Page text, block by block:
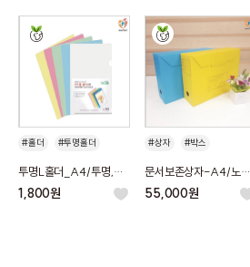
#홀더
#투명홀더
투명L홀더_A4/투명,
하늘,연두,핑크,노랑
1,800원
#상자
#박스
#노랑
문서보존상자-A4/노랑
50개/BOX
55,000원